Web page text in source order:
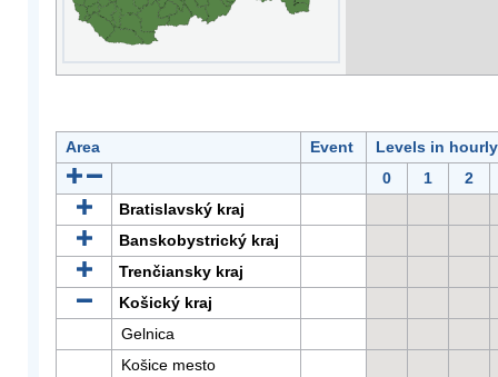
Area Event
Levels in
0
1
2
Bratislavský kraj
Banskobystrický kraj
Trenčiansky kraj
Košický kraj
Gelnica
Košice mesto